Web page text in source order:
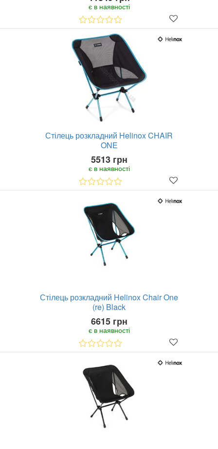
є в наявності
Стілець розкладний Helinox CHAIR
ONE
5513 грн
є в наявності
Стілець розкладний Helinox Chair One
(re) Black
6615 грн
є в наявності